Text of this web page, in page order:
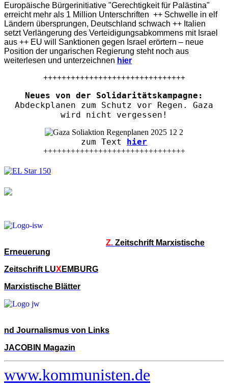
Europäische Bürgerinitiative "Gerechtigkeit für Palästina"
erreicht mehr als 1 Million Unterschriften ++ Schwelle in elf
Ländern übersprungen, Deutschland schwach ++ Italien
setzt Verlängerung des Verteidigungsabkommens mit Israel
aus ++ EU will Sanktionen gegen Israel erörtern – neue
Position der ungarischen Regierung steht noch aus
weiterlesen und unterzeichnen hier
+++++++++++++++++++++++++++++++
Neues von der Solidaritätskampagne:
Abdeckplanen zum Schutz vor Regen. Gaza
wird nicht vergessen!
zum Text hier
+++++++++++++++++++++++++++++++
Z. Zeitschrift Marxistische
Erneuerung
Zeitschrift LUX EMBURG
Marxistische Blätter
nd Journalismus von Links
JACOBIN Magazin
www.kommunisten.de